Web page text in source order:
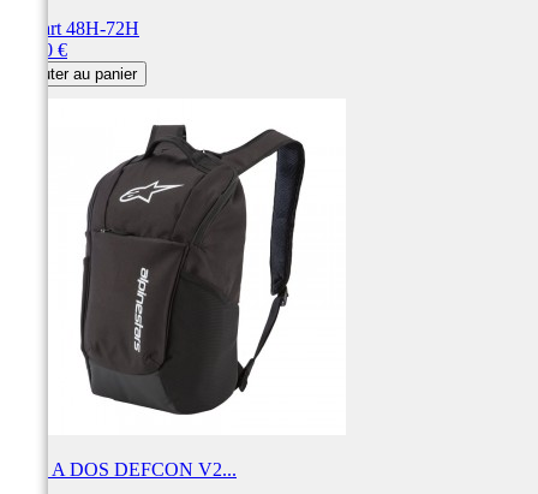
Départ 48H-72H
75,00 €
Ajouter au panier
SAC A DOS DEFCON V2...